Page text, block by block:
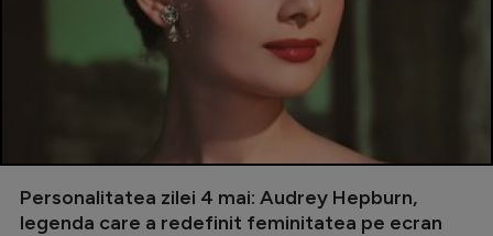
Personalitatea zilei 4 mai: Audrey Hepburn,
legenda care a redefinit feminitatea pe ecran